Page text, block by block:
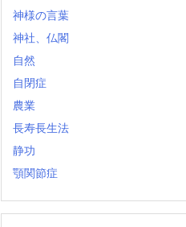
神様の言葉
神社、仏閣
自然
自閉症
農業
長寿長生法
静功
顎関節症